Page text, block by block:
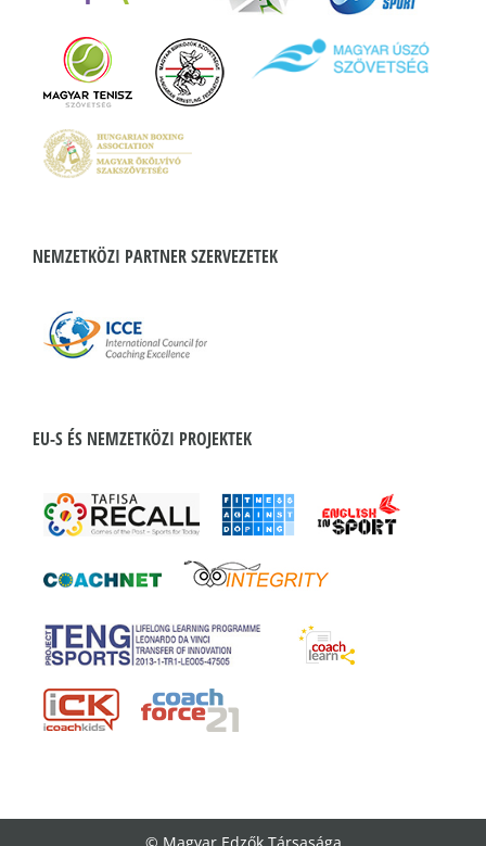
NEMZETKÖZI PARTNER SZERVEZETEK
EU-S ÉS NEMZETKÖZI PROJEKTEK
© Magyar Edzők Társasága